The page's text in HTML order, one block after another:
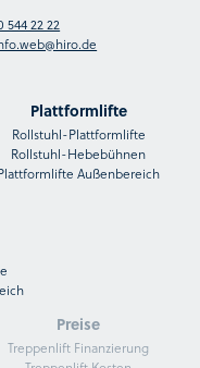
544 22 22
Plattformlifte
Rollstuhl-Plattformlifte
Rollstuhl-Hebebühnen
Außenbereich
Preise
Treppenlift Finanzierung